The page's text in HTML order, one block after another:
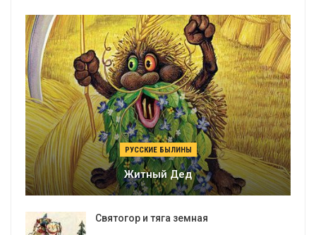
РУССКИЕ БЫЛИНЫ
Житный Дед
Святогор и тяга земная